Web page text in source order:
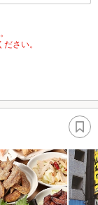
さい。